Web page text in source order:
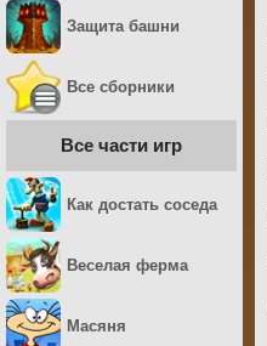
Защита башни
Все сборники
Все части игр
Как достать соседа
Веселая ферма
Масяня